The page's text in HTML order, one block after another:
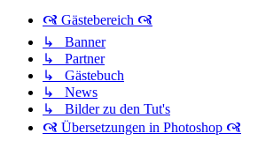
🙧 Gästebereich 🙧
↳ Banner
↳ Partner
↳ Gästebuch
↳ News
↳ Bilder zu den Tut's
🙧 Übersetzungen in Photoshop 🙧